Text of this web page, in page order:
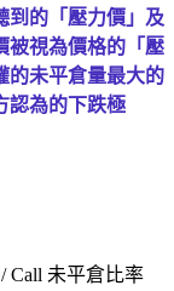
到的「壓力價」及
被視為價格的「壓
的未平倉量最大的
認為的下跌極
Call 未平倉比率